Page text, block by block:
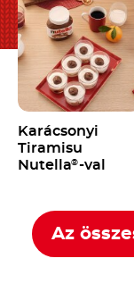
Karácsonyi
Tiramisu
Nutella®-val
Az